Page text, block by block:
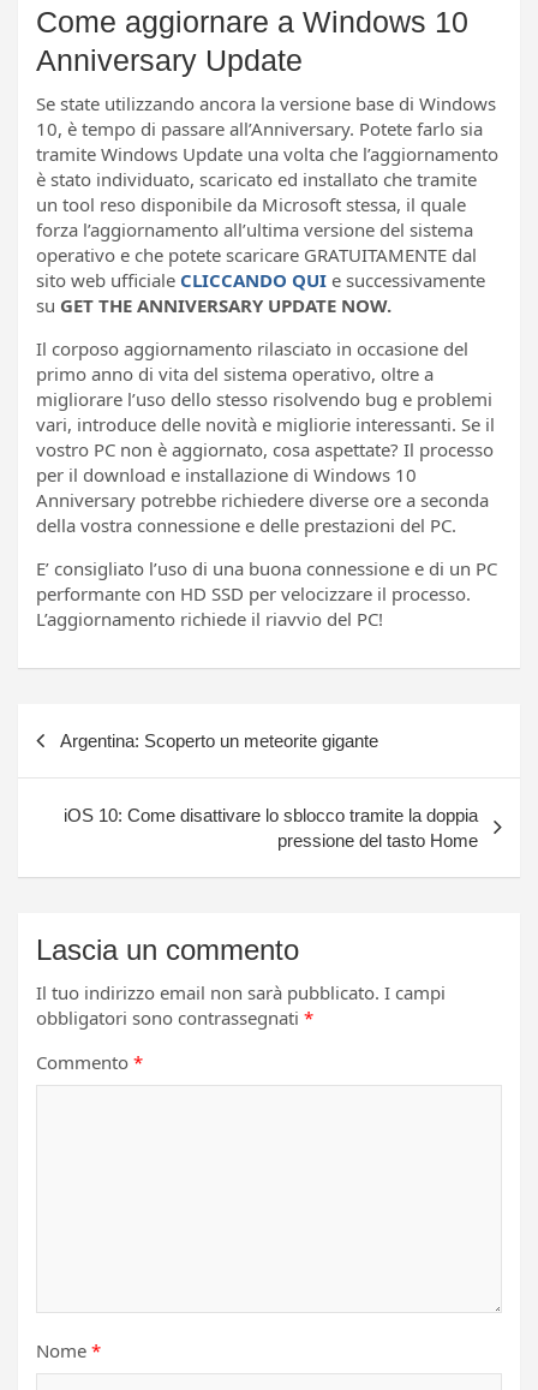
Come aggiornare a Windows 10
Anniversary Update
Se state utilizzando ancora la versione base di Windows
10, è tempo di passare all’Anniversary. Potete farlo sia
tramite Windows Update una volta che l’aggiornamento
è stato individuato, scaricato ed installato che tramite
un tool reso disponibile da Microsoft stessa, il quale
forza l’aggiornamento all’ultima versione del sistema
operativo e che potete scaricare GRATUITAMENTE dal
sito web ufficiale CLICCANDO QUI e successivamente
su GET THE ANNIVERSARY UPDATE NOW.
Il corposo aggiornamento rilasciato in occasione del
primo anno di vita del sistema operativo, oltre a
migliorare l’uso dello stesso risolvendo bug e problemi
vari, introduce delle novità e migliorie interessanti. Se il
vostro PC non è aggiornato, cosa aspettate? Il processo
per il download e installazione di Windows 10
Anniversary potrebbe richiedere diverse ore a seconda
della vostra connessione e delle prestazioni del PC.
E’ consigliato l’uso di una buona connessione e di un PC
performante con HD SSD per velocizzare il processo.
L’aggiornamento richiede il riavvio del PC!
articoli
Argentina: Scoperto un meteorite gigante
iOS 10: Come disattivare lo sblocco tramite la doppia
pressione del tasto Home
Lascia un commento
Il tuo indirizzo email non sarà pubblicato. I campi
obbligatori sono contrassegnati *
Commento *
Nome *